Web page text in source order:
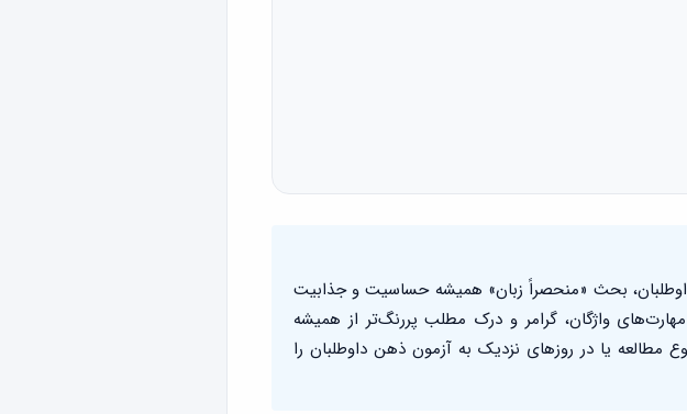
بحث «منحصراً زبان» همیشه حساسیت و جذابیت
واژگان، گرامر و درک مطلب پررنگ‌تر از همیشه
پیش از شروع مطالعه یا در روزهای نزدیک به آزمون ذهن داوطلبان را